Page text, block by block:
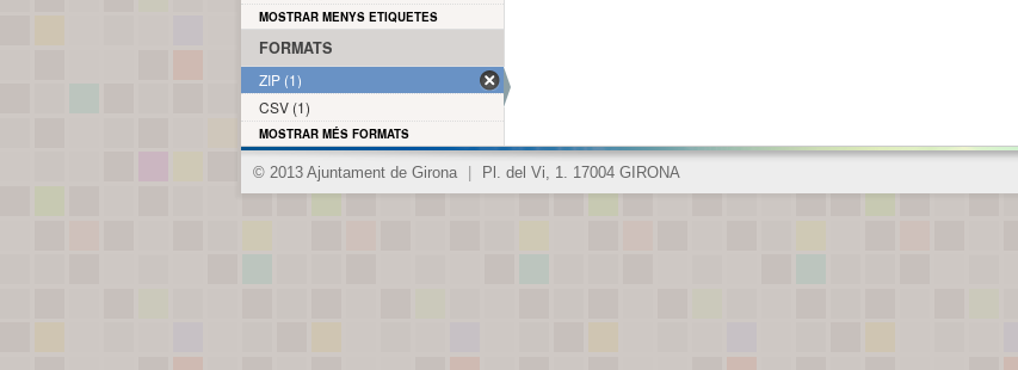
MOSTRAR MENYS ETIQUETES
FORMATS
ZIP (1)
CSV (1)
MOSTRAR MÉS FORMATS
© 2013 Ajuntament de Girona Pl. del Vi, 1. 17004 GIRONA